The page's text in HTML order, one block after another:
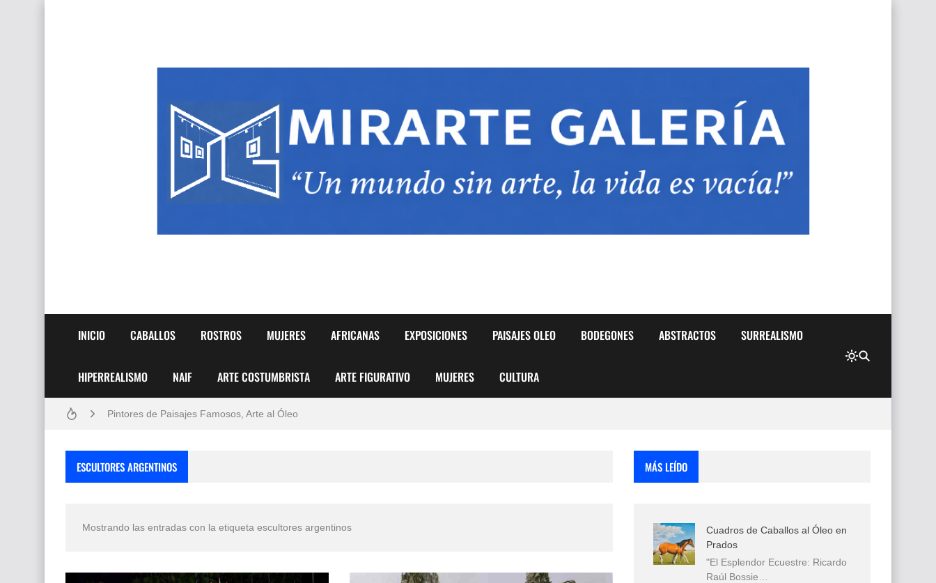
INICIO CABALLOS ROSTROS MUJERES AFRICANAS EXPOSICIONES PAISAJES OLEO BODEGONES ABSTRACTOS SURREALISMO
HIPERREALISMO NAIF ARTE COSTUMBRISTA ARTE FIGURATIVO MUJERES CULTURA
Frutas y Flores Para Colorear Imágenes
Pintores de Paisajes Famosos, Arte al Óleo
Rostros Bellos, La Perfección del Dibujo A Lápiz, Biryulina Vita
ESCULTORES ARGENTINOS
Mostrando las entradas con la etiqueta escultores argentinos
MÁS LEÍDO
Cuadros de Caballos al Óleo en
Prados
"El Esplendor Ecuestre: Ricardo
Raúl Bossie…